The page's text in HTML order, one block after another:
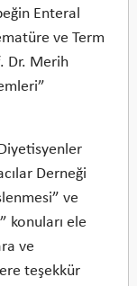
Enteral
ve Term
Dr. Merih
Derneği
ve
konuları ele
ve
teşekkür